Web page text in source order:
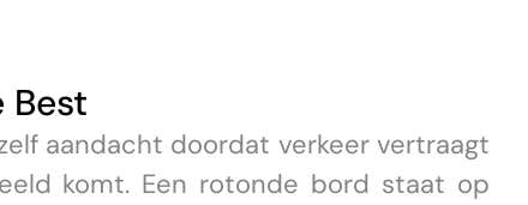
Best
aandacht doordat verkeer vertraagt
komt. Een rotonde bord staat op